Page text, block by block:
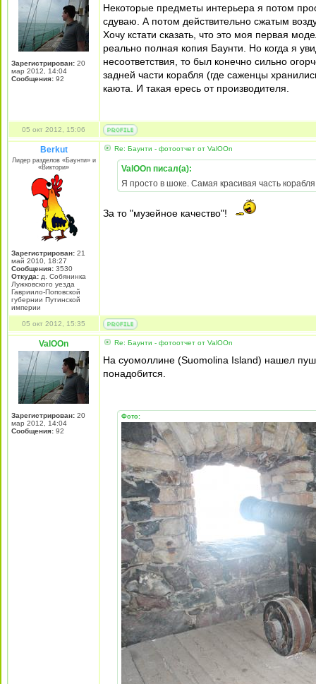
Зарегистрирован: 20
мар 2012, 14:04
Сообщения: 92
Некоторые предметы интерьера я потом
сдуваю. А потом действительно сжатым
Хочу кстати сказать, что это моя первая
реально полная копия Баунти. Но когда я
несоответствия, то был конечно сильно
задней части корабля (где саженцы
каюта. И такая ересь от производителя.
05 окт 2012, 15:06
Berkut
Лидер разделов «Баунти» и
«Виктори»
Зарегистрирован: 21
май 2010, 18:27
Сообщения: 3530
Откуда: д. Собянинка
Лужковского уезда
Гавриило-Поповской
губернии Путинской
империи
Re: Баунти - фотоотчет от ValOOn
ValOOn писал(а):
Я просто в шоке. Самая красивая часть
За то "музейное качество"!
05 окт 2012, 15:35
ValOOn
Зарегистрирован: 20
мар 2012, 14:04
Сообщения: 92
Re: Баунти - фотоотчет от ValOOn
На суомоллине (Suomolina Island) нашел
понадобится.
Фото: